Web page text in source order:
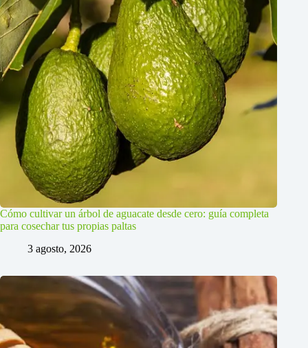
Cómo cultivar un árbol de aguacate desde cero: guía completa
para cosechar tus propias paltas
3 agosto, 2026